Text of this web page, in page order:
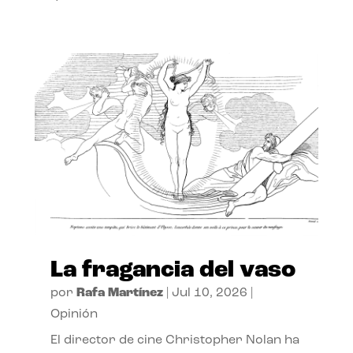
La fragancia del vaso
por Rafa Martínez| Jul 10, 2026
Opinión
El director de cine Christopher Nolan ha